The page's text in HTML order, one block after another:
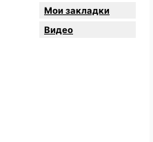
Мои закладки
Видео